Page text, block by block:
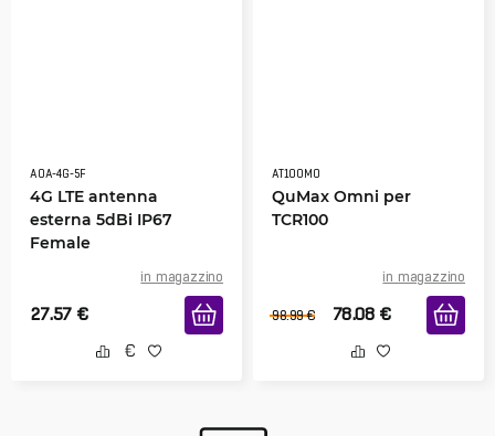
AOA-4G-5F
4G LTE antenna
esterna 5dBi IP67
Female
in magazzino
27.57 €
AT100MO
QuMax Omni per
TCR100
in magazzino
98.99 € 78.08 €